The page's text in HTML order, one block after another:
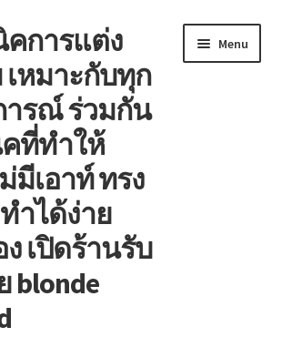
คการแต่ง
หมาะกับทุก
รณ์ ร่วมกัน
ที่ทำให้
มีเอาท์ ทรง
ำได้ง่าย
เปิดร้านรับ
blonde
Menu